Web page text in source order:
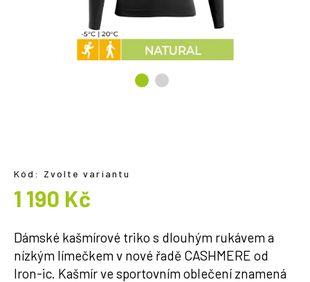
Dámské kašmírové triko s dlouhým rukávem a
nízkým límečkem v nové řadě CASHMERE od
Iron-ic. Kašmír ve sportovním oblečení znamená
Kód: Zvolte variantu
1 190 Kč
cena: